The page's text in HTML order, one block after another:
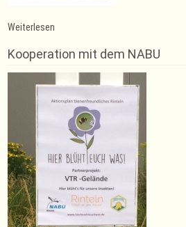
Weiterlesen
für
regelmäßige
Trainingsteilnahme
bei
den
Judoka
Jahr
2013
Kooperation mit dem NABU